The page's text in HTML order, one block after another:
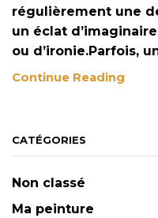
régulièrement une
un éclat
ou d’ironie.Parfois,
Continue Reading
CATÉGORIES
Non classé
Ma peinture